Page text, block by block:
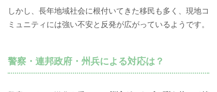
しかし、長年地域社会に根付いてきた移民も多く、現地コ
ミュニティには強い不安と反発が広がっているようです。
警察・連邦政府・州兵による対応は？